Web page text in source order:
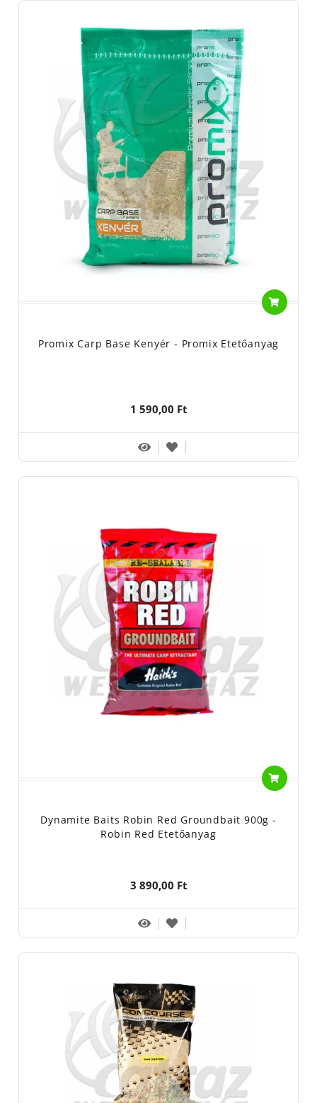
Promix Carp Base Kenyér - Promix Etetőanyag
1 590,00 Ft
Dynamite Baits Robin Red Groundbait 900g -
Robin Red Etetőanyag
3 890,00 Ft